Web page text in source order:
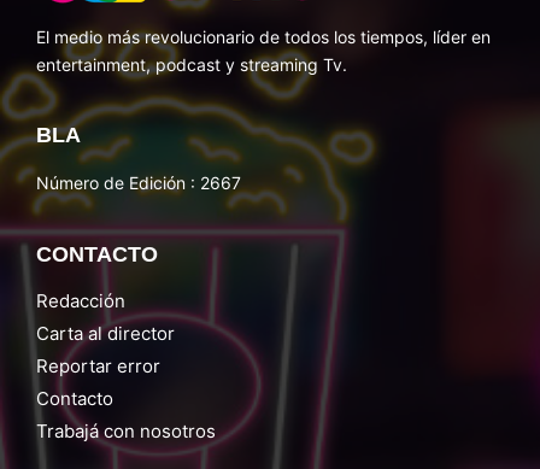
El medio más revolucionario de todos los tiempos, líder en
entertainment, podcast y streaming Tv.
BLA
Número de Edición : 2667
CONTACTO
Redacción
Carta al director
Reportar error
Contacto
Trabajá con nosotros